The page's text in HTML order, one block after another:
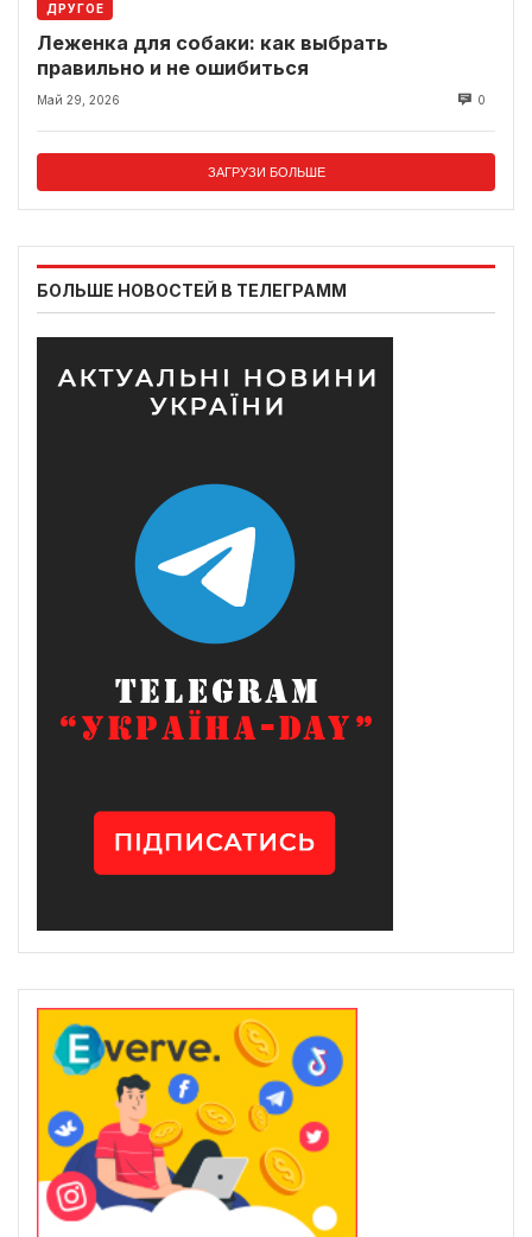
ДРУГОЕ
Леженка для собаки: как выбрать
правильно и не ошибиться
Май 29, 2026 0
ЗАГРУЗИ БОЛЬШЕ
БОЛЬШЕ НОВОСТЕЙ В ТЕЛЕГРАММ